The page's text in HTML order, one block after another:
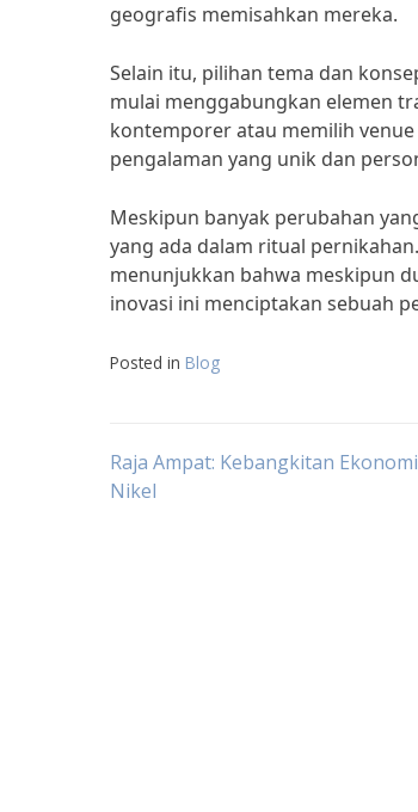
geografis memisahkan mereka.
Selain itu, pilihan tema dan
mulai menggabungkan elemen
kontemporer atau memilih
pengalaman yang unik dan
Meskipun banyak perubahan
yang ada dalam ritual
menunjukkan bahwa meskipun
inovasi ini menciptakan sebuah
Posted in Blog
Post
Raja Ampat: Kebangkitan
Nikel